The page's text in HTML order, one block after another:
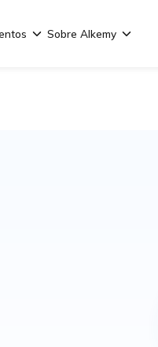
Sobre Alkemy